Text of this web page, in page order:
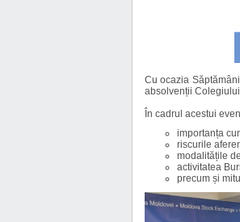
Cu ocazia
absolvenții Colegiului
În cadrul acestui
importanța
riscurile
modalitățile
activitatea
precum și